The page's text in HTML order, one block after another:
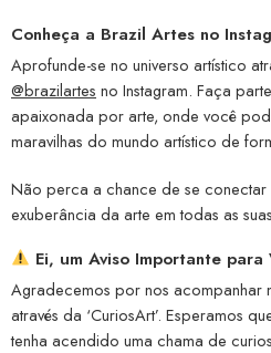
Conheça a Brazil Artes no
Aprofunde-se no universo artístico
@brazilartes no Instagram. Faça
apaixonada por arte, onde você
maravilhas do mundo artístico de
Não perca a chance de se
exuberância da arte em todas as
Ei, um Aviso Importante
Agradecemos por nos acompanhar
através da ‘CuriosArt’. Esperamos
tenha acendido uma chama de